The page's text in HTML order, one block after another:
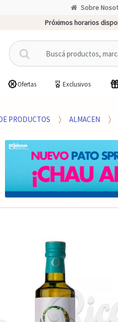
Sobre
Próximos horarios
B
u
c
p
r
Ofertas Exclusivos
PRODUCTOS ALMACEN